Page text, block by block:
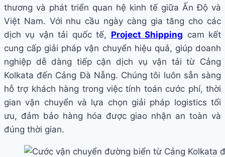
thương và phát triển quan hệ kinh tế giữa Ấn Độ và
Việt Nam. Với nhu cầu ngày càng gia tăng cho các
dịch vụ vận tải quốc tế, Project Shipping cam kết
cung cấp giải pháp vận chuyển hiệu quả, giúp doanh
nghiệp dễ dàng tiếp cận dịch vụ vận tải từ Cảng
Kolkata đến Cảng Đà Nẵng. Chúng tôi luôn sẵn sàng
hỗ trợ khách hàng trong việc tính toán cước phí, thời
gian vận chuyển và lựa chọn giải pháp logistics tối
ưu, đảm bảo hàng hóa được giao nhận an toàn và
đúng thời gian.